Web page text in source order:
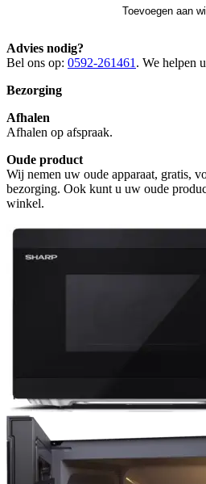
Toevoegen aan
Advies nodig?
Bel ons op: 0592-261461 . We helpen
Bezorging
Afhalen
Afhalen op afspraak.
Oude product
Wij nemen uw oude apparaat, gratis,
bezorging. Ook kunt u uw oude
winkel.